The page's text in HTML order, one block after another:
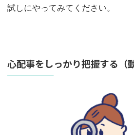
試しにやってみてください。
心配事をしっかり把握する（